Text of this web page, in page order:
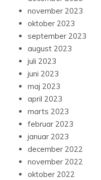
november 2023
oktober 2023
september 2023
august 2023
juli 2023
juni 2023
maj 2023
april 2023
marts 2023
februar 2023
januar 2023
december 2022
november 2022
oktober 2022